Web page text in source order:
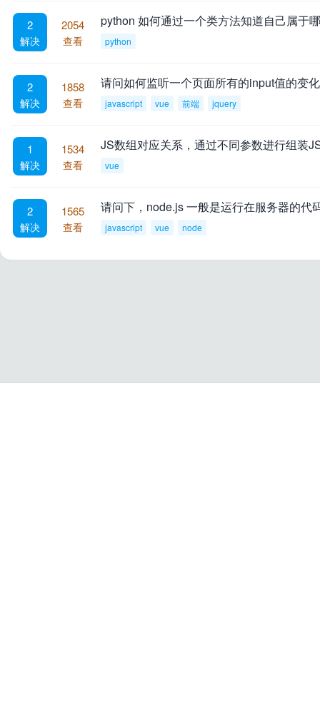
2
解决
2054
查看
python 如何通过一个类方法知道自己属于
python
2
解决
1858
查看
请问如何监听一个页面所有的input值的变
javascript vue 前端 jquery
1
解决
1534
查看
JS数组对应关系，通过不同参数进行组装
vue
2
解决
1565
查看
请问下，node.js 一般是运行在服务器的代
javascript vue node